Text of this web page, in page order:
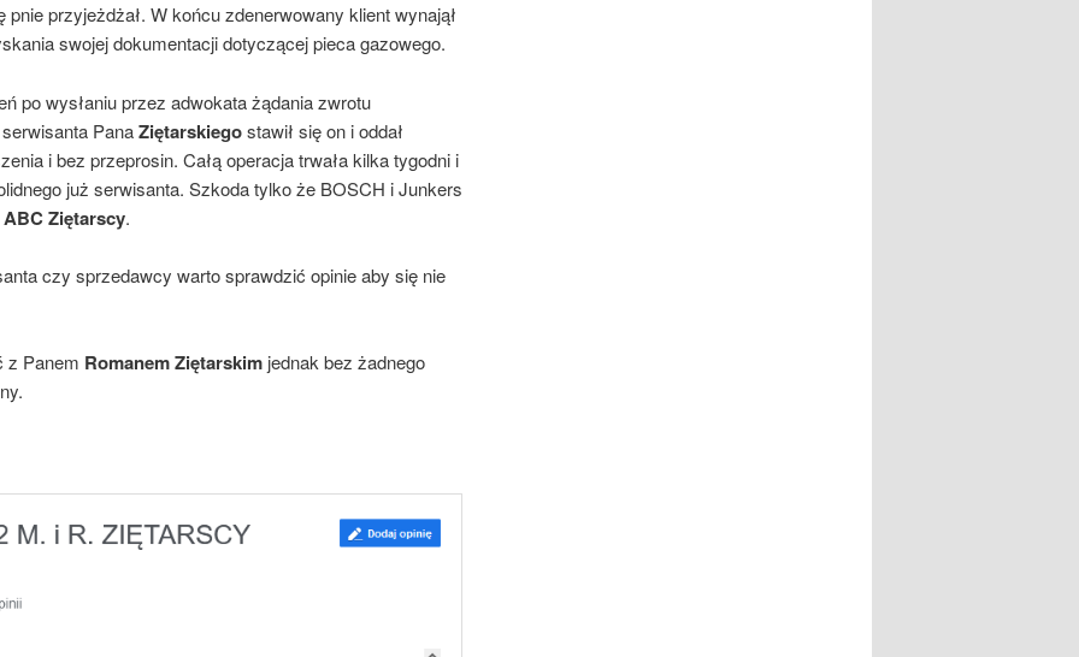
pnie przyjeżdżał. W końcu zdenerwowany klient wynajął
swojej dokumentacji dotyczącej pieca gazowego.
po wysłaniu przez adwokata żądania zwrotu
PanaZiętarskiegostawił się on i oddał
i bez przeprosin. Całą operacja trwała kilka tygodni i
już serwisanta. Szkoda tylko że BOSCH i Junkers
ABC Ziętarscy.
czy sprzedawcy warto sprawdzić opinie aby się nie
z Panem Romanem Ziętarskim jednak bez żadnego